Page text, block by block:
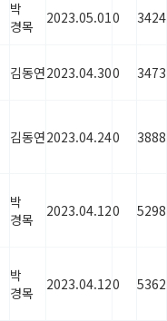
박
경목
2023.05.010 3424
김동연2023.04.300 3473
김동연2023.04.240 3888
박
경목
2023.04.120 5298
박
경목
2023.04.120 5362